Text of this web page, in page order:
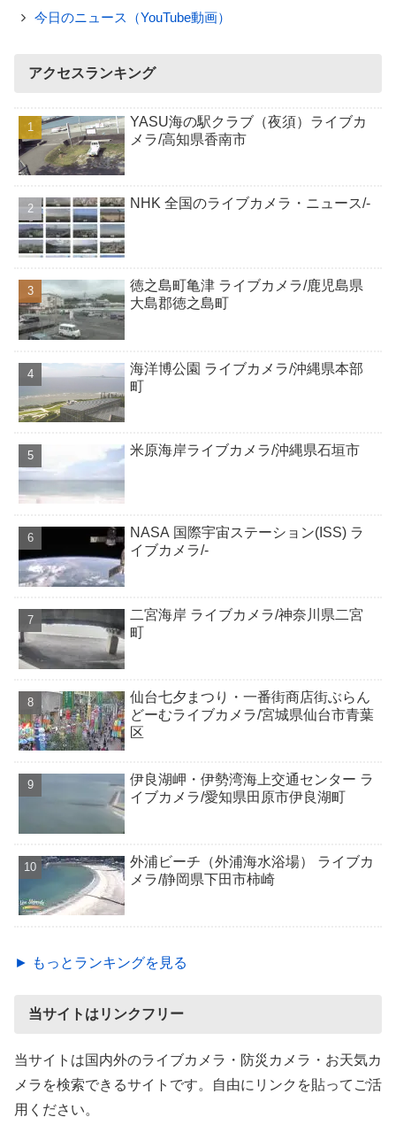
今日のニュース（YouTube動画）
アクセスランキング
YASU海の駅クラブ（夜須）ライブカ
メラ/高知県香南市
NHK 全国のライブカメラ・ニュース/-
徳之島町亀津 ライブカメラ/鹿児島県
大島郡徳之島町
海洋博公園 ライブカメラ/沖縄県本部
町
米原海岸ライブカメラ/沖縄県石垣市
NASA 国際宇宙ステーション(ISS) ラ
イブカメラ/-
二宮海岸 ライブカメラ/神奈川県二宮
町
仙台七夕まつり・一番街商店街ぶらん
どーむライブカメラ/宮城県仙台市青葉
区
伊良湖岬・伊勢湾海上交通センター ラ
イブカメラ/愛知県田原市伊良湖町
外浦ビーチ（外浦海水浴場） ライブカ
メラ/静岡県下田市柿崎
► もっとランキングを見る
当サイトはリンクフリー
当サイトは国内外のライブカメラ・防災カメラ・お天気カ
メラを検索できるサイトです。自由にリンクを貼ってご活
用ください。